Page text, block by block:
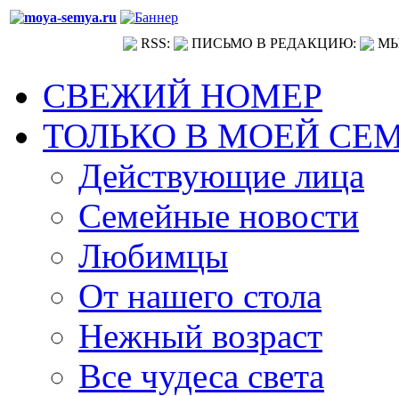
RSS: ПИСЬМО В РЕДАКЦИЮ:
СВЕЖИЙ НОМЕР
ТОЛЬКО В МОЕЙ
Действующие лица
Семейные новости
Любимцы
От нашего стола
Нежный возраст
Все чудеса света